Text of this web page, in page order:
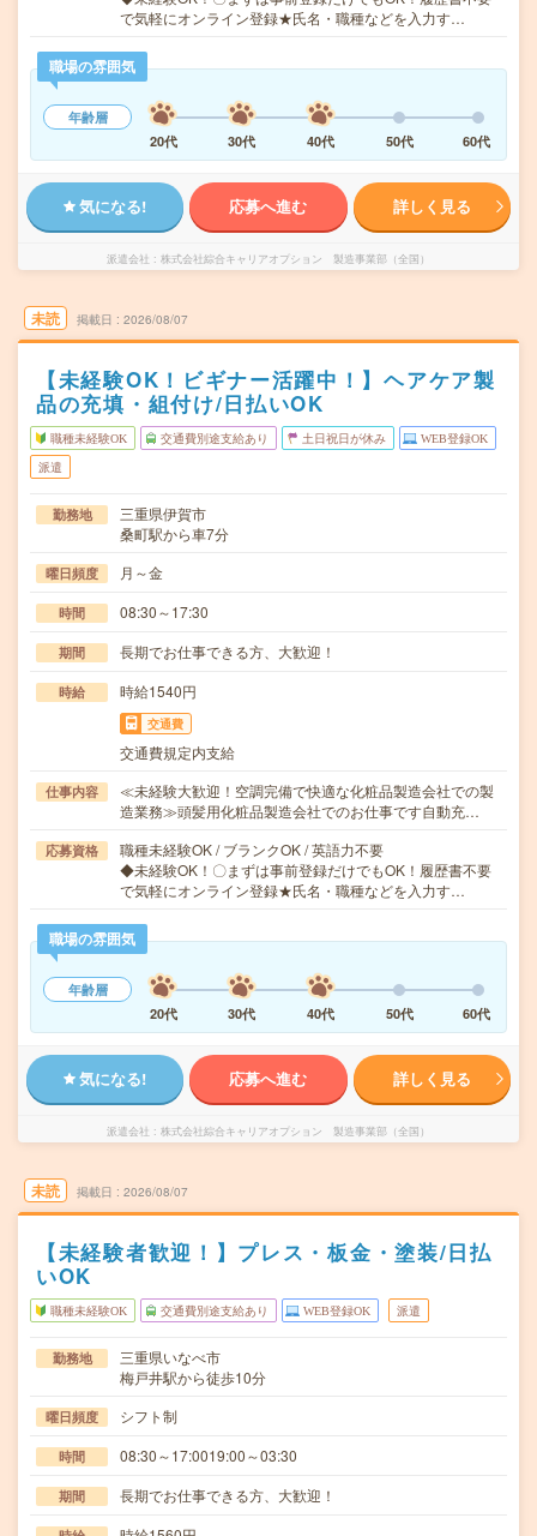
で気軽にオンライン登録★氏名・職種などを入力す…
職場の雰囲気
年齢層
20代
30代 40代 50代 60代
気になる! 応募へ進む 詳しく見る
派遣会社 株式会社綜合キャリアオプション 製造事業部（全国）
未読 掲載日 2026/08/07
【未経験OK！ビギナー活躍中！】ヘアケア製
品の充填・組付け/日払いOK
職種未経験OK 交通費別途支給あり 土日祝日が休み WEB登録OK
派遣
勤務地
三重県伊賀市
桑町駅から車7分
曜日頻度 月～金
時間 08:30～17:30
期間 長期でお仕事できる方、大歓迎！
時給 時給1540円
交通費
交通費規定内支給
仕事内容
≪未経験大歓迎！空調完備で快適な化粧品製造会社での製
造業務≫頭髪用化粧品製造会社でのお仕事です自動充…
応募資格
職種未経験OK / ブランクOK / 英語力不要
◆未経験OK！〇まずは事前登録だけでもOK！履歴書不要
で気軽にオンライン登録★氏名・職種などを入力す…
職場の雰囲気
年齢層
20代
30代 40代 50代 60代
気になる! 応募へ進む 詳しく見る
派遣会社 株式会社綜合キャリアオプション 製造事業部（全国）
未読 掲載日 2026/08/07
【未経験者歓迎！】プレス・板金・塗装/日払
いOK
職種未経験OK 交通費別途支給あり WEB登録OK 派遣
勤務地
三重県いなべ市
梅戸井駅から徒歩10分
曜日頻度 シフト制
時間 08:30～17:0019:00～03:30
期間 長期でお仕事できる方、大歓迎！